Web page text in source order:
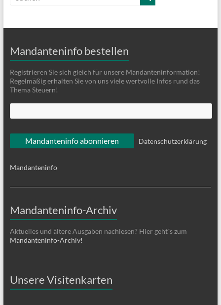
Mandanteninfo bestellen
Registrieren Sie sich gleich für unsere Mandanteninformation!
Regelmäßig erhalten Sie von uns viele wertvolle Infos rund das
Thema Steuern!
Datenschutzerklärung
Mandanteninfo
Mandanteninfo-Archiv
Aktuelles und ältere Ausgaben nachlesen? Hier geht´s zum
Mandanteninfo-Archiv!
Unsere Visitenkarten